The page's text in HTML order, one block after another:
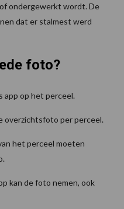
ondergewerkt wordt. De
dat er stalmest werd
foto?
app op het perceel.
overzichtsfoto per perceel.
het perceel moeten
kan de foto nemen, ook